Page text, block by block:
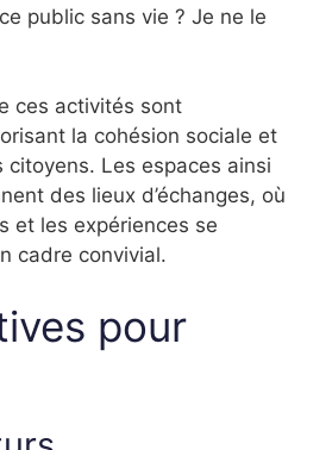
public sans vie ? Je ne le
ces activités sont
la cohésion sociale et
citoyens. Les espaces ainsi
des lieux d’échanges, où
et les expériences se
cadre convivial.
pour